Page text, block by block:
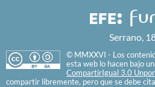
Serrano,
© MMXXVI - Los
esta web lo hacen bajo
CompartirIgual 3.0
compartir libremente, pero que se debe